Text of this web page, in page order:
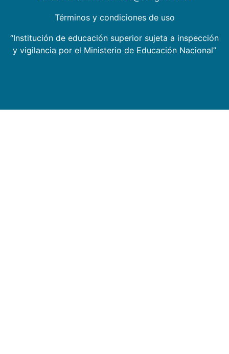
Términos y condiciones de uso
“Institución de educación superior sujeta a inspección
y vigilancia por el Ministerio de Educación Nacional”